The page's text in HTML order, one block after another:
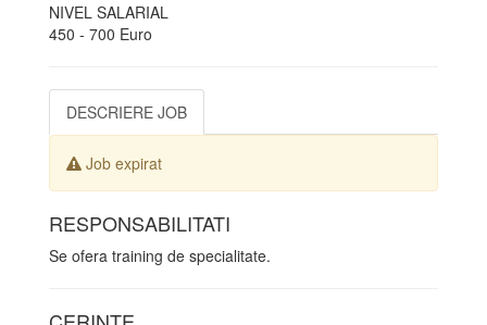
NIVEL SALARIAL
450 - 700 Euro
DESCRIERE JOB
Job expirat
RESPONSABILITATI
Se ofera training de specialitate.